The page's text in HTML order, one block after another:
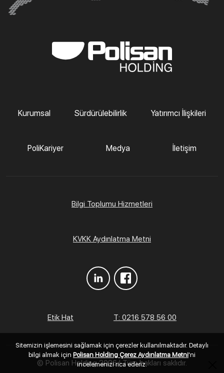
Sitemizin işlemesini sağlamak için çerezler kullanılmaktadır. Detaylı
bilgi almak için Polisan Holding Çerez Aydınlatma Metni'ni
incelemenizi rica ederiz.
Kurumsal Sürdürülebilirlik Yatırımcı İlişkileri
PoliKariyer Medya İletişim
Bilgi Toplumu Hizmetleri
KVKK Aydınlatma Metni
Etik Hat T: 0216 578 56 00
© Polisan Holding2026 | Tüm hakları saklıdır.